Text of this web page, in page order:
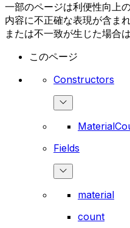
一部のページは利便性向上
内容に不正確な表現が含ま
または不一致が生じた場合
このページ
Constructors
Fields
material
count